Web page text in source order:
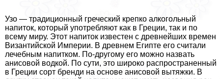
Узо — традиционный греческий крепко алкогольный
напиток, который употрeбляют как в Греции, так и по
всему миру. Этот напиток известен с древнейших времен
Византийской Империи. В древнем Египте его считали
лечебным напитком. По-другому его можно назвать
анисовой водкой. По сути, это широко распространенный
в Греции сорт бренди на основе анисовой вытяжки. В